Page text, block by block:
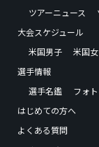
ツアーニュース
大会スケジュール
米国男子
米国
選手情報
選手名鑑
フォ
はじめての方へ
よくある質問